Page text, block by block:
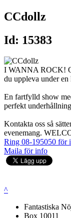
CCdollz
Id: 15383
I WANNA ROCK!
du uppleva under
En fartfylld show
perfekt
Kontakta oss så
evenemang.
Ring 08-195050 för
Maila för info
^
Fantastiska
Box 10011